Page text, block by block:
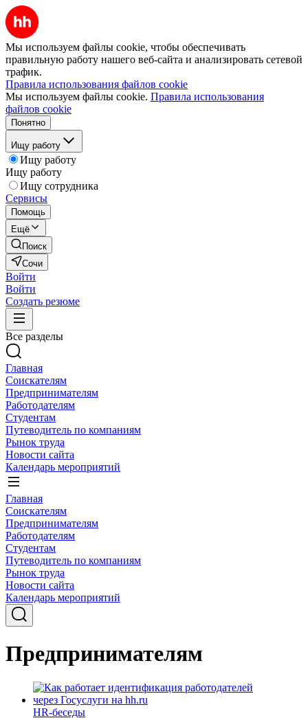
Мы используем файлы cookie, чтобы обеспечивать
правильную работу нашего веб-сайта и анализировать сетевой
трафик.
Правила использования файлов cookie
Мы используем файлы cookie. Правила использования
файлов cookie
Понятно
Ищу работу
Ищу работу
Ищу работу
Ищу сотрудника
Сервисы
Помощь
Ещё
Поиск
Сочи
Войти
Войти
Создать резюме
Все разделы
Главная
Соискателям
Предпринимателям
Работодателям
Студентам
Путеводитель по компаниям
Рынок труда
Новости сайта
Календарь мероприятий
Главная
Соискателям
Предпринимателям
Работодателям
Студентам
Путеводитель по компаниям
Рынок труда
Новости сайта
Календарь мероприятий
Предпринимателям
HR-беседы